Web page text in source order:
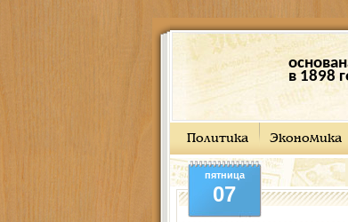
в 1898
Политика Экономика
пятница
07